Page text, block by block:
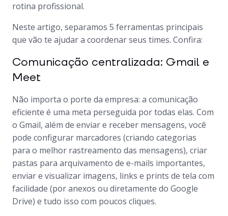
rotina profissional.
Neste artigo, separamos 5 ferramentas principais
que vão te ajudar a coordenar seus times. Confira:
Comunicação centralizada: Gmail e
Meet
Não importa o porte da empresa: a comunicação
eficiente é uma meta perseguida por todas elas. Com
o Gmail, além de enviar e receber mensagens, você
pode configurar marcadores (criando categorias
para o melhor rastreamento das mensagens), criar
pastas para arquivamento de e-mails importantes,
enviar e visualizar imagens, links e prints de tela com
facilidade (por anexos ou diretamente do Google
Drive) e tudo isso com poucos cliques.